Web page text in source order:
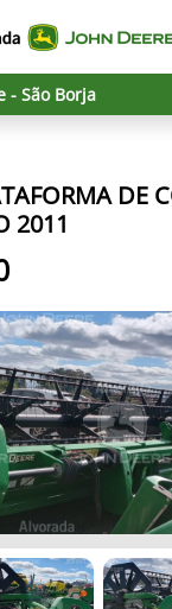
- São Borja
DE
2011